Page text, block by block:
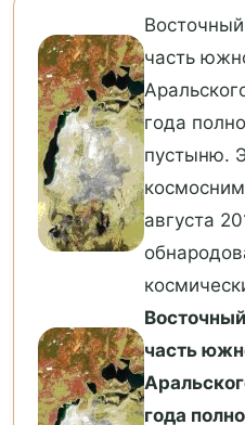
часть
года
пустыню.
августа
часть
года